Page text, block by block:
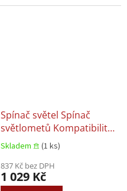
Spínač světel Spínač
světlometů Kompatibilita
SCANIA 3, 3 BUS 01.1988–
Skladem 𖠿 (1 ks)
837 Kč bez DPH
1 029 Kč